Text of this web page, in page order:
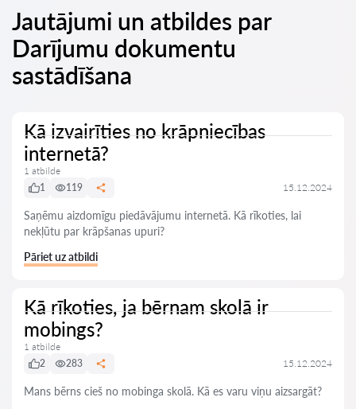
Jautājumi un atbildes par
Darījumu dokumentu
sastādīšana
Kā izvairīties no krāpniecības
internetā?
1 atbilde
1
119 15.12.2024
Saņēmu aizdomīgu piedāvājumu internetā. Kā rīkoties, lai
nekļūtu par krāpšanas upuri?
Pāriet uz atbildi
Kā rīkoties, ja bērnam skolā ir
mobings?
1 atbilde
2
283 15.12.2024
Mans bērns cieš no mobinga skolā. Kā es varu viņu aizsargāt?